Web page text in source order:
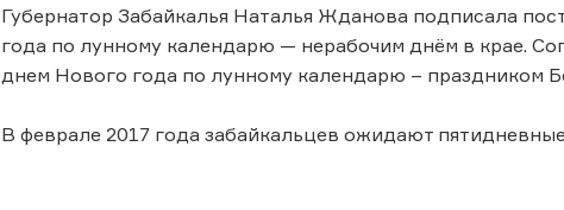
Губернатор Забайкалья Наталья Жданова подписала
года по лунному календарю — нерабочим днём в крае.
днем Нового года по лунному календарю – праздником
В феврале 2017 года забайкальцев ожидают